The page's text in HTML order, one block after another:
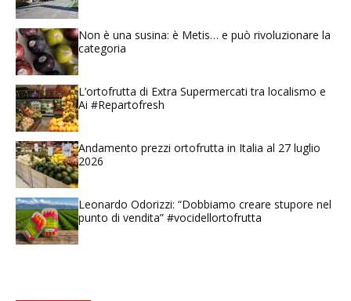
Non è una susina: è Metis… e può rivoluzionare la
categoria
L’ortofrutta di Extra Supermercati tra localismo e
Ai #Repartofresh
Andamento prezzi ortofrutta in Italia al 27 luglio
2026
Leonardo Odorizzi: “Dobbiamo creare stupore nel
punto di vendita” #vocidellortofrutta